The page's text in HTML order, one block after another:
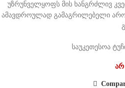
უზრუნველყოფს მის ხანგრძლივ
ამავდროულად გამაგრილებელი
საუკეთესოა
არ